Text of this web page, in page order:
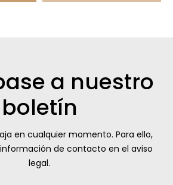
a nuestro
boletín
en cualquier momento. Para ello,
de contacto en el aviso
legal.